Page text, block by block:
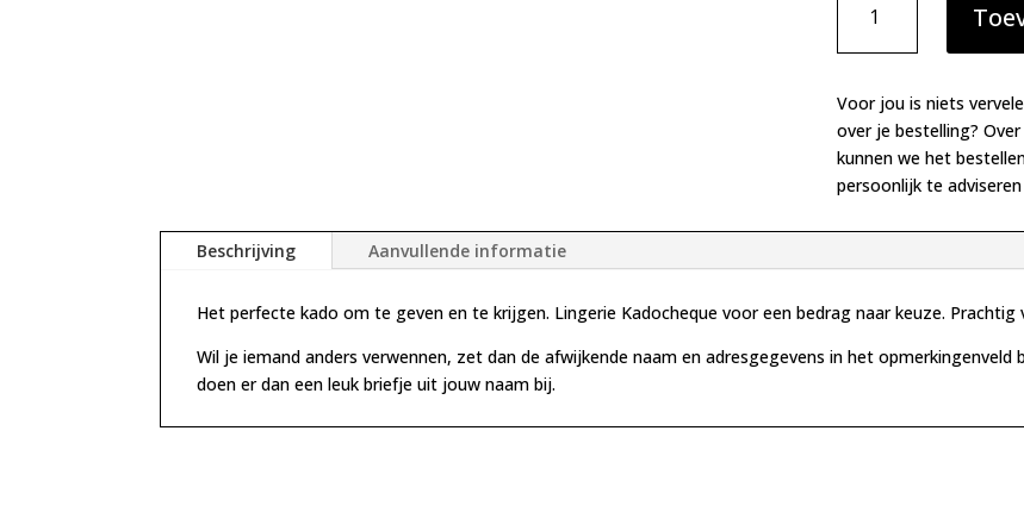
Kadocheque
aantal
Voor jou is niets
over je bestelling?
kunnen we het
persoonlijk te
Beschrijving Aanvullende informatie
Het perfecte kado om te geven en te krijgen. Lingerie Kadocheque voor een bedrag naar keuze. Prachtig
Wil je iemand anders verwennen, zet dan de afwijkende naam en adresgegevens in het
doen er dan een leuk briefje uit jouw naam bij.